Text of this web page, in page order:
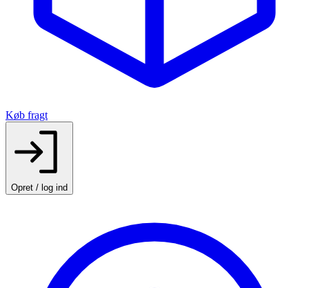
Køb fragt
Opret / log ind